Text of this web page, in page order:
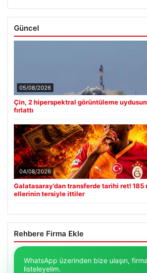
Güncel
05/08/2026
Çin, 2 hiperspektral görüntüleme
fırlattı
04/08/2026
Galatasaray’dan transferde tarihi ret! 185
ellerinin tersiyle ittiler
Rehbere Firma Ekle
WhatsApp üzerinden bize ulaşın,
listeleyelim.